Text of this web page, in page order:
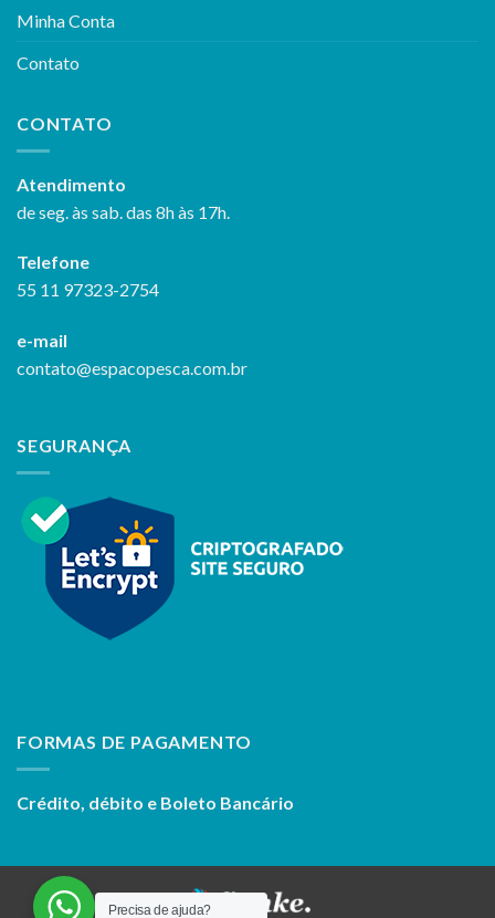
Minha Conta
Contato
CONTATO
Atendimento
de seg. às sab. das 8h às 17h.
Telefone
55 11 97323-2754
e-mail
contato@espacopesca.com.br
SEGURANÇA
FORMAS DE PAGAMENTO
Crédito, débito e Boleto Bancário
Precisa de ajuda?